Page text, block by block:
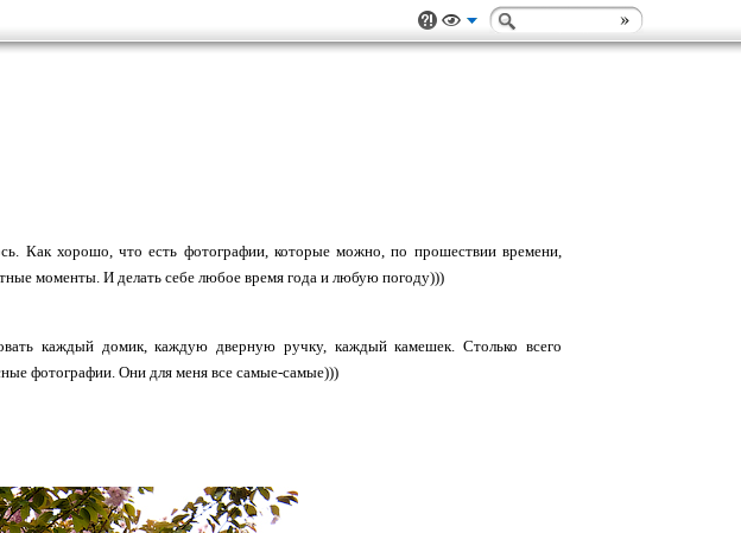
Как хорошо, что есть фотографии, которые можно, по прошествии времени,
моменты. И делать себе любое время года и любую погоду)))
каждый домик, каждую дверную ручку, каждый камешек. Столько всего
фотографии. Они для меня все самые-самые)))